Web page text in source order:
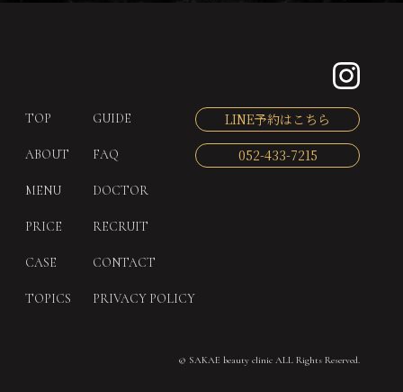
TOP
ABOUT
MENU
PRICE
CASE
TOPICS
GUIDE
FAQ
DOCTOR
RECRUIT
CONTACT
PRIVACY POLICY
LINE予約はこちら
052-433-7215
© SAKAE beauty clinic ALL Rights Reserved.